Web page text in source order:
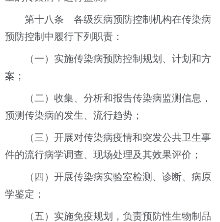
第十八条 各级疾病预防控制机构在传染病
预防控制中履行下列职责：
（一）实施传染病预防控制规划、计划和方
案；
（二）收集、分析和报告传染病监测信息，
预测传染病的发生、流行趋势；
（三）开展对传染病疫情和突发公共卫生事
件的流行病学调查、现场处理及其效果评价；
（四）开展传染病实验室检测、诊断、病原
学鉴定；
（五）实施免疫规划，负责预防性生物制品